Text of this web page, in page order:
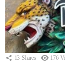
13 Shares 176